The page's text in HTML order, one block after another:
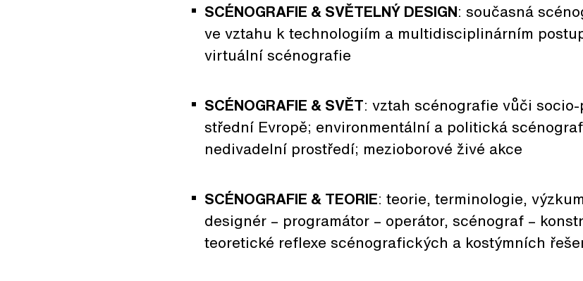
SCÉNOGRAFIE & SVĚTELNÝ DESIGN: současná
ve vztahu k technologiím a multidisciplinárním
virtuální scénografie
SCÉNOGRAFIE & SVĚT: vztah scénografie vůči
střední Evropě; environmentální a politická
nedivadelní prostředí; mezioborové živé akce
SCÉNOGRAFIE & TEORIE: teorie, terminologie,
designér – programátor – operátor, scénograf –
teoretické reflexe scénografických a kostýmních